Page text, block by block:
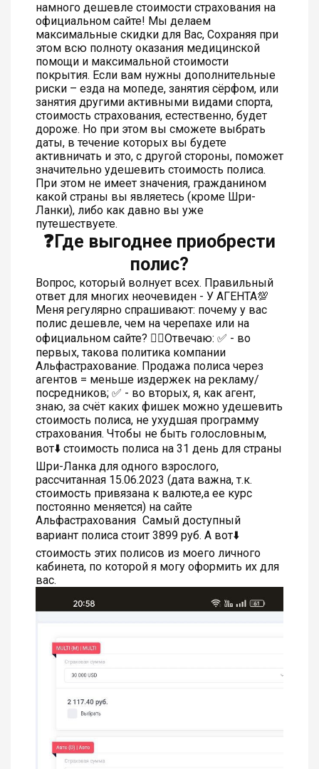
намного дешевле стоимости страхования на
официальном сайте! Мы делаем
максимальные скидки для Вас, Сохраняя при
этом всю полноту оказания медицинской
помощи и максимальной стоимости
покрытия. Если вам нужны дополнительные
риски – езда на мопеде, занятия сёрфом, или
занятия другими активными видами спорта,
стоимость страхования, естественно, будет
дороже. Но при этом вы сможете выбрать
даты, в течение которых вы будете
активничать и это, с другой стороны, поможет
значительно удешевить стоимость полиса.
При этом не имеет значения, гражданином
какой страны вы являетесь (кроме Шри-
Ланки), либо как давно вы уже
путешествуете.
❓Где выгоднее приобрести
полис?
Вопрос, который волнует всех. Правильный
ответ для многих неочевиден - У АГЕНТА💯
Меня регулярно спрашивают: почему у вас
полис дешевле, чем на черепахе или на
официальном сайте? ☝🏻Отвечаю: ✅ - во
первых, такова политика компании
Альфастрахование. Продажа полиса через
агентов = меньше издержек на рекламу/
посредников; ✅ - во вторых, я, как агент,
знаю, за счёт каких фишек можно удешевить
стоимость полиса, не ухудшая программу
страхования. Чтобы не быть голословным,
вот⬇️ стоимость полиса на 31 день для страны
Шри-Ланка для одного взрослого,
рассчитанная 15.06.2023 (дата важна, т.к.
стоимость привязана к валюте,а ее курс
постоянно меняется) на сайте
Альфастрахования Самый доступный
вариант полиса стоит 3899 руб. А вот⬇️
стоимость этих полисов из моего личного
кабинета, по которой я могу оформить их для
вас.